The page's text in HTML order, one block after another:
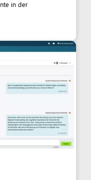
in der